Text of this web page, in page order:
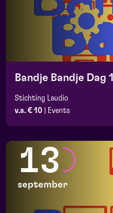
Bandje Bandje Dag 1
Stichting Laudio
v.a. € 10
Events
13
september